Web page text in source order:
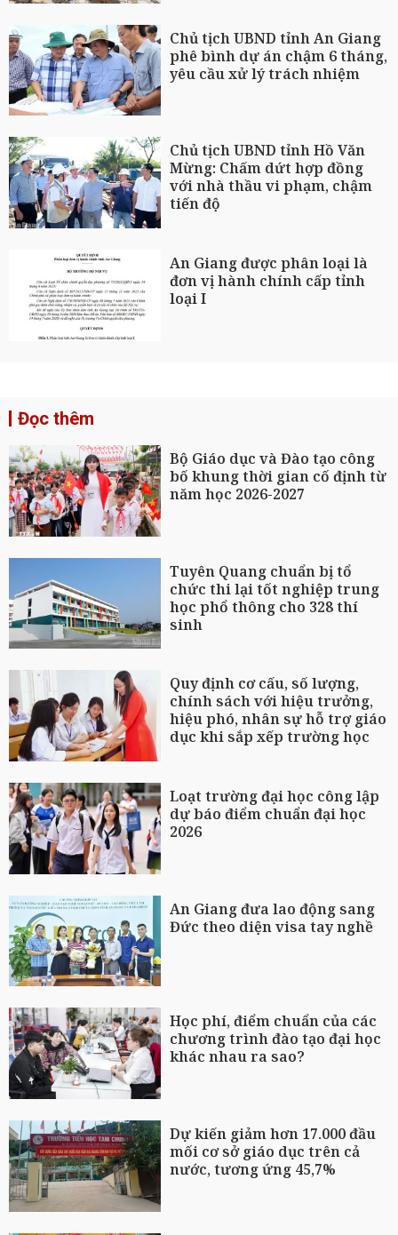
Chủ tịch UBND tỉnh An Giang
phê bình dự án chậm 6 tháng,
yêu cầu xử lý trách nhiệm
Chủ tịch UBND tỉnh Hồ Văn
Mừng: Chấm dứt hợp đồng
với nhà thầu vi phạm, chậm
tiến độ
An Giang được phân loại là
đơn vị hành chính cấp tỉnh
loại I
Đọc thêm
Bộ Giáo dục và Đào tạo công
bố khung thời gian cố định từ
năm học 2026-2027
Tuyên Quang chuẩn bị tổ
chức thi lại tốt nghiệp trung
học phổ thông cho 328 thí
sinh
Quy định cơ cấu, số lượng,
chính sách với hiệu trưởng,
hiệu phó, nhân sự hỗ trợ giáo
dục khi sắp xếp trường học
Loạt trường đại học công lập
dự báo điểm chuẩn đại học
2026
An Giang đưa lao động sang
Đức theo diện visa tay nghề
Học phí, điểm chuẩn của các
chương trình đào tạo đại học
khác nhau ra sao?
Dự kiến giảm hơn 17.000 đầu
mối cơ sở giáo dục trên cả
nước, tương ứng 45,7%